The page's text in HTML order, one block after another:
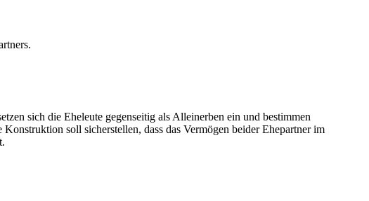
sich die Eheleute gegenseitig als Alleinerben ein und bestimmen
soll sicherstellen, dass das Vermögen beider Ehepartner im